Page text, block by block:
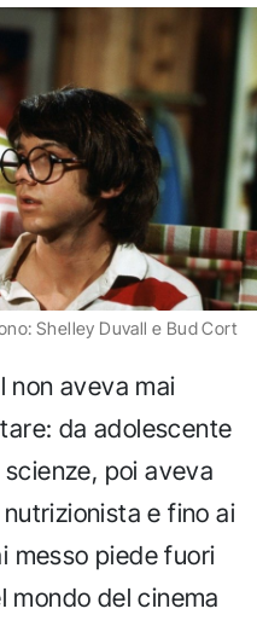
Shelley Duvall e Bud Cort
non aveva mai
da adolescente
poi aveva
e fino ai
messo piede fuori
mondo del cinema